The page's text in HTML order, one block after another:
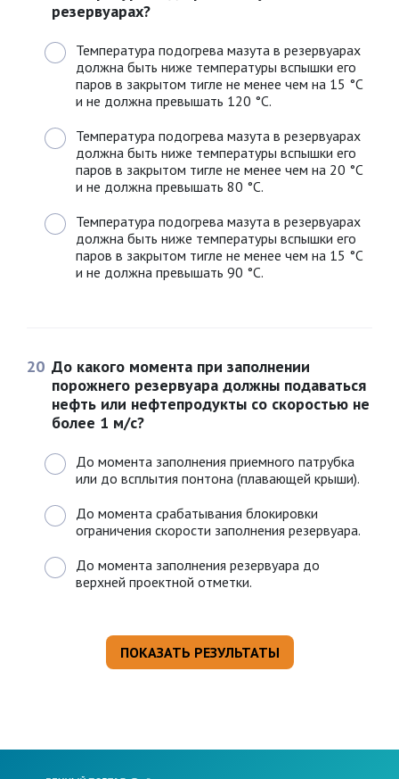
резервуарах?
Температура подогрева мазута в резервуарах
должна быть ниже температуры вспышки его
паров в закрытом тигле не менее чем на 15 °C
и не должна превышать 120 °C.
Температура подогрева мазута в резервуарах
должна быть ниже температуры вспышки его
паров в закрытом тигле не менее чем на 20 °C
и не должна превышать 80 °C.
Температура подогрева мазута в резервуарах
должна быть ниже температуры вспышки его
паров в закрытом тигле не менее чем на 15 °C
и не должна превышать 90 °C.
20 До какого момента при заполнении
порожнего резервуара должны подаваться
нефть или нефтепродукты со скоростью не
более 1 м/с?
До момента заполнения приемного патрубка
или до всплытия понтона (плавающей крыши).
До момента срабатывания блокировки
ограничения скорости заполнения резервуара.
До момента заполнения резервуара до
верхней проектной отметки.